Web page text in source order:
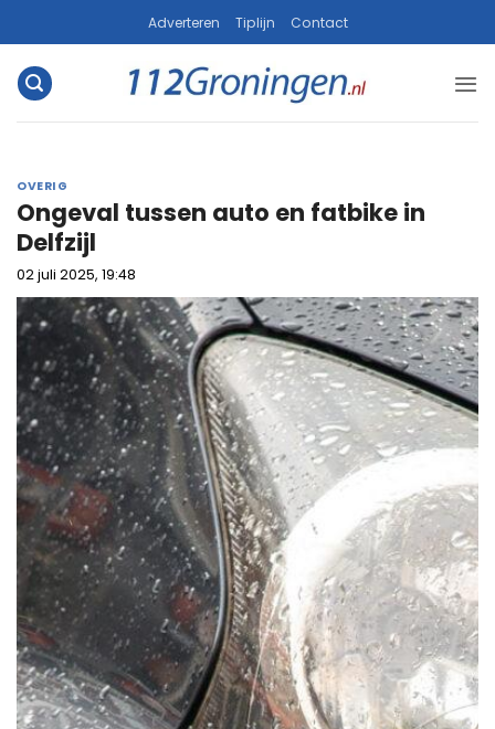
naar
inhoud
Adverteren Tiplijn Contact
OVERIG
Ongeval tussen auto en fatbike in
Delfzijl
02 juli 2025, 19:48